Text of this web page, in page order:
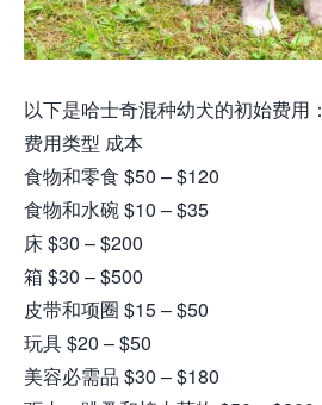
以下是哈士奇混种幼犬的初始费用：
费用类型 成本
食物和零食 $50 – $120
食物和水碗 $10 – $35
床 $30 – $200
箱 $30 – $500
皮带和项圈 $15 – $50
玩具 $20 – $50
美容必需品 $30 – $180